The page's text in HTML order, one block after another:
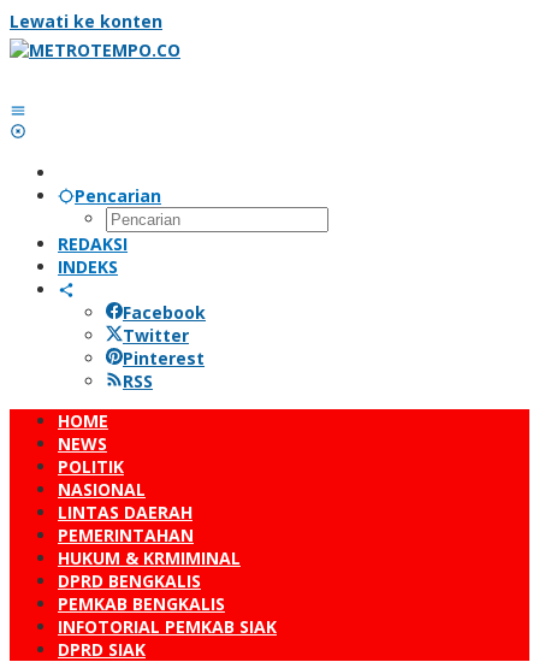
Lewati ke konten
Pencarian
REDAKSI
INDEKS
Facebook
Twitter
Pinterest
RSS
HOME
NEWS
POLITIK
NASIONAL
LINTAS DAERAH
PEMERINTAHAN
HUKUM & KRMIMINAL
DPRD BENGKALIS
PEMKAB BENGKALIS
INFOTORIAL PEMKAB SIAK
DPRD SIAK